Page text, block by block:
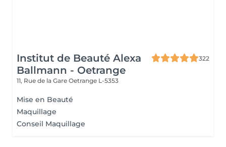
Institut de Beauté Alexa
Ballmann - Oetrange
322
11, Rue de la Gare Oetrange L-5353
Mise en Beauté
Maquillage
Conseil Maquillage